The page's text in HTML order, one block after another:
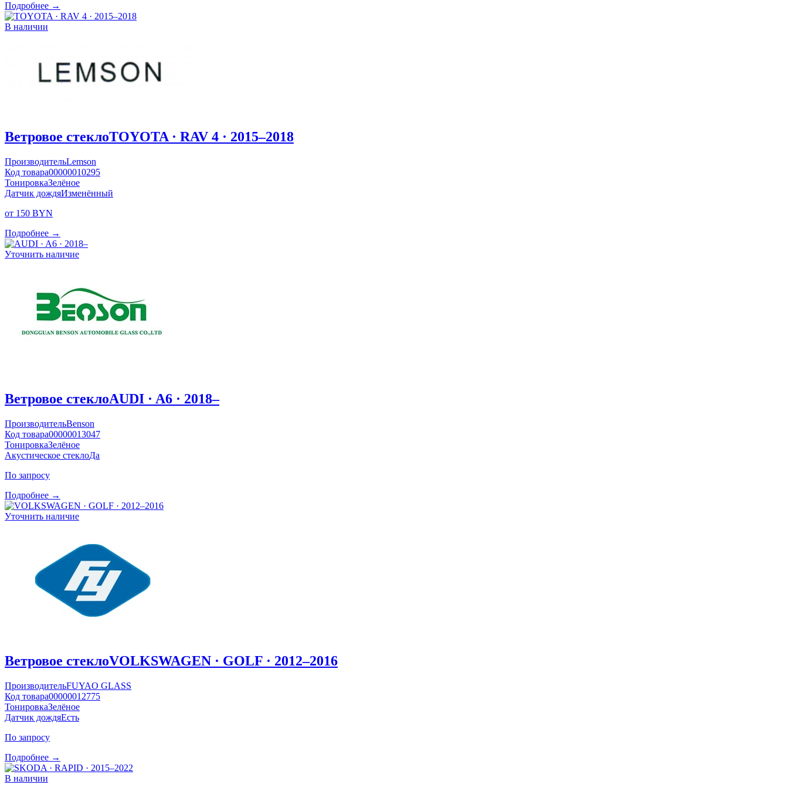
Подробнее →
В наличии
Ветровое стеклоTOYOTA · RAV 4 · 2015–2018
ПроизводительLemson
Код товара00000010295
ТонировкаЗелёное
Датчик дождяИзменённый
от 150 BYN
Подробнее →
Уточнить наличие
Ветровое стеклоAUDI · A6 · 2018–
ПроизводительBenson
Код товара00000013047
ТонировкаЗелёное
Акустическое стеклоДа
По запросу
Подробнее →
Уточнить наличие
Ветровое стеклоVOLKSWAGEN · GOLF · 2012–2016
ПроизводительFUYAO GLASS
Код товара00000012775
ТонировкаЗелёное
Датчик дождяЕсть
По запросу
Подробнее →
В наличии